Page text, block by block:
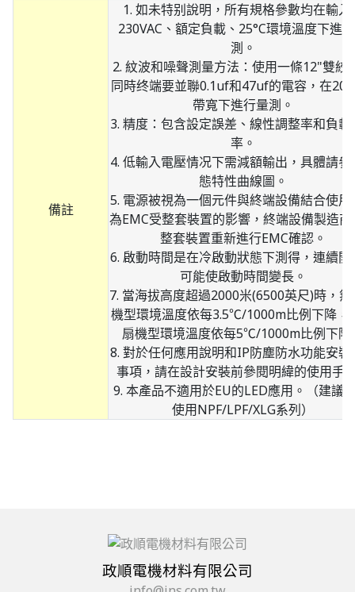
備註
1. 如未特别說明，所有規格參數均在輸入
230VAC、額定負載、25°C環境溫度下進
測。
2. 紋波和噪聲測量方法：使用一條12"雙絞
同時终端要並聯0.1uf和47uf的電容，在
帶寬下進行量測。
3. 精度：包含設定誤差、線性調整率和負載
率。
4. 低輸入電壓情况下需減額輸出，具體請參
態特性曲線圖。
5. 電源被視為一個元件與終端設備結合使用
為EMC受整套裝置的影響，終端設備製造商
整套裝置重新進行EMC確認。
6. 啟動時間是在冷啟動狀態下測得，連續開
可能使啟動時間變長。
7. 當海拔高度超過2000米(6500英尺)時，無
機型環境溫度依每3.5℃/1000m比例下降，
扇機型環境溫度依每5℃/1000m比例下降
8. 對於任何應用說明和IP防塵防水功能安裝
事項，請在設計安裝前參閱明緯的使用手
9. 本產品不適用於EU的LED應用。（建議
使用NPF/LPF/XLG系列）
政順電機材料有限公司